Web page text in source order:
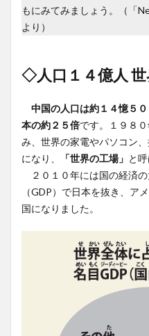
もにみてみましょう。（「
より）
◇人口１４億人 世
中国の人口は約１４憶５
本の約２５倍です。１９８
み、世界の家電やパソコン
になり、
「世界の工場」 と
２０１０年には国の経済
（GDP）で日本を抜き、ア
国になりました。